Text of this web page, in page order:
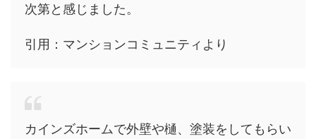
次第と感じました。
引用：マンションコミュニティより
カインズホームで外壁や樋、塗装をしてもらい